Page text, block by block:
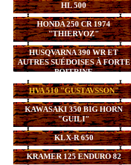
HL 500
HONDA 250 CR 1974
"THIERVOZ"
HUSQVARNA 390 WR ET
AUTRES SUÉDOISES À FORTE
POITRINE
HVA 510 "GUSTAVSSON"
KAWASAKI 350 BIG HORN
"GUILI"
KLX-R 650
KRAMER 125 ENDURO 82